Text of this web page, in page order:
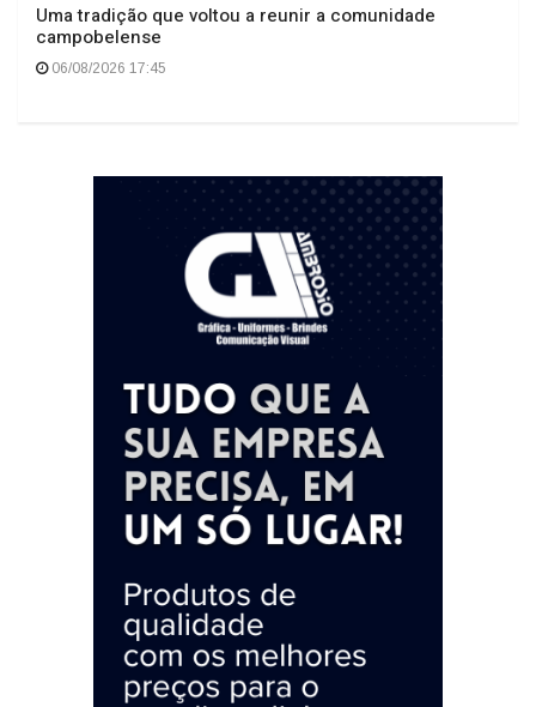
Uma tradição que voltou a reunir a comunidade
campobelense
06/08/2026 17:45